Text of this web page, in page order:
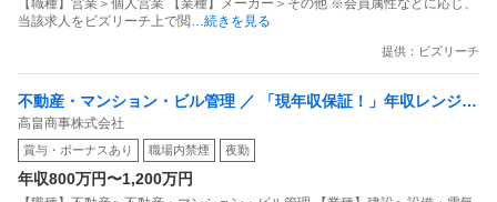
【職種】営業＞個人営業 【業種】メーカー＞その他 ※会員属性などに応じ、
当該求人をビズリーチ上で閲…続きを見る
提供：ビズリーチ
不動産・マンション・ビル管理 ／ 「現年収保証！」年収レンジ60
0万~1200万 東京新事業所の立ち上げメンバー ／ 設備メンテナン
ス・緊急対応エンジニア（配管工）
高畠商事株式会社
賞与・ボーナスあり 職場内禁煙 夜勤
年収800万円〜1,200万円